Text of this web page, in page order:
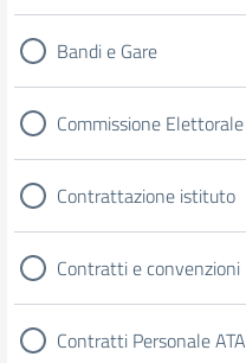
Bandi e Gare
Commissione Elettorale
Contrattazione istituto
Contratti e convenzioni
Contratti Personale ATA